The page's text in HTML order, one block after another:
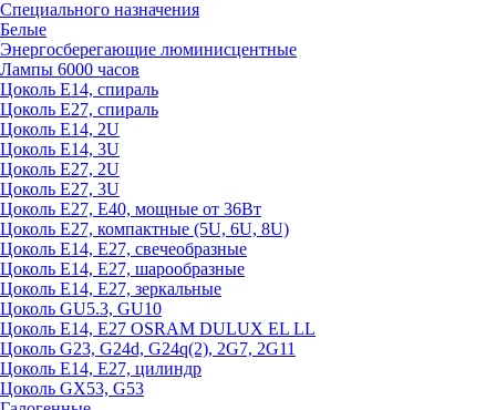
Специального назначения
Белые
Энергосберегающие люминисцентные
Лампы 6000 часов
Цоколь Е14, спираль
Цоколь Е27, спираль
Цоколь Е14, 2U
Цоколь Е14, 3U
Цоколь Е27, 2U
Цоколь Е27, 3U
Цоколь Е27, Е40, мощные от 36Вт
Цоколь Е27, компактные (5U, 6U, 8U)
Цоколь Е14, Е27, свечеобразные
Цоколь Е14, Е27, шарообразные
Цоколь Е14, Е27, зеркальные
Цоколь GU5.3, GU10
Цоколь Е14, Е27 OSRAM DULUX EL LL
Цоколь G23, G24d, G24q(2), 2G7, 2G11
Цоколь Е14, Е27, цилиндр
Цоколь GX53, G53